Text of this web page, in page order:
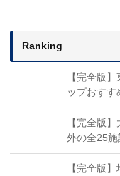
Ranking
【完全版
ップおすす
【完全版
外の全25施
【完全版